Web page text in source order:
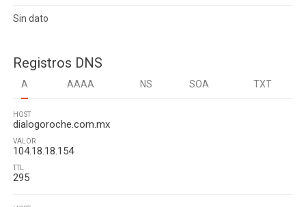
Sin dato
Registros DNS
A AAAA NS SOA TXT
HOST
dialogoroche.com.mx
VALOR
104.18.18.154
TTL
295